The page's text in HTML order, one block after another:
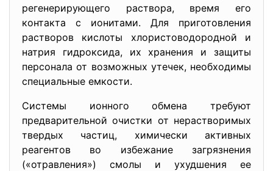
регенерирующего раствора, время его
контакта с ионитами. Для приготовления
растворов кислоты хлористоводородной и
натрия гидроксида, их хранения и защиты
персонала от возможных утечек, необходимы
специальные емкости.
Системы ионного обмена требуют
предварительной очистки от нерастворимых
твердых частиц, химически активных
реагентов во избежание загрязнения
(«отравления») смолы и ухудшения ее